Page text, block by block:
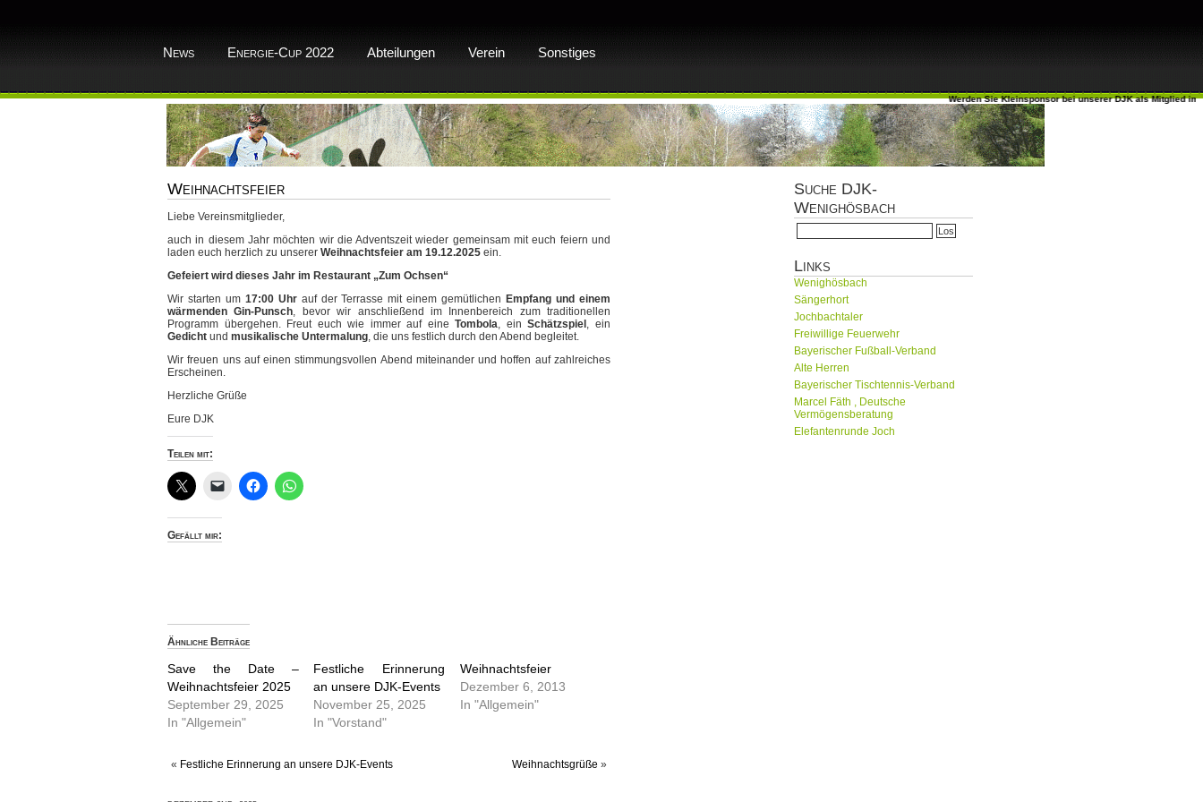
News Energie-Cup 2022 Abteilungen Verein Sonstiges
Werden Sie Kleinsponsor bei unserer DJK als Mitglied im
Weihnachtsfeier
Liebe Vereinsmitglieder,
auch in diesem Jahr möchten wir die Adventszeit wieder gemeinsam mit euch feiern und
laden euch herzlich zu unserer Weihnachtsfeier am 19.12.2025 ein.
Gefeiert wird dieses Jahr im Restaurant „Zum Ochsen“
Wir starten um 17:00 Uhrauf der Terrasse mit einem gemütlichen Empfang und einem
wärmenden Gin-Punsch, bevor wir anschließend im Innenbereich zum traditionellen
Programm übergehen. Freut euch wie immer auf eineTombola, einSchätzspiel , ein
Gedicht und musikalische Untermalung, die uns festlich durch den Abend begleitet.
Wir freuen uns auf einen stimmungsvollen Abend miteinander und hoffen auf zahlreiches
Erscheinen.
Herzliche Grüße
Eure DJK
Teilen mit:
Gefällt mir:
Ähnliche Beiträge
Save the Date –
Weihnachtsfeier 2025
September 29, 2025
In "Allgemein"
Festliche Erinnerung
an unsere DJK-Events
November 25, 2025
In "Vorstand"
Weihnachtsfeier
Dezember 6, 2013
In "Allgemein"
« Festliche Erinnerung an unsere DJK-Events Weihnachtsgrüße »
Suche DJK-
Wenighösbach
Links
Wenighösbach
Sängerhort
Jochbachtaler
Freiwillige Feuerwehr
Bayerischer Fußball-Verband
Alte Herren
Bayerischer Tischtennis-Verband
Marcel Fäth , Deutsche
Vermögensberatung
Elefantenrunde Joch